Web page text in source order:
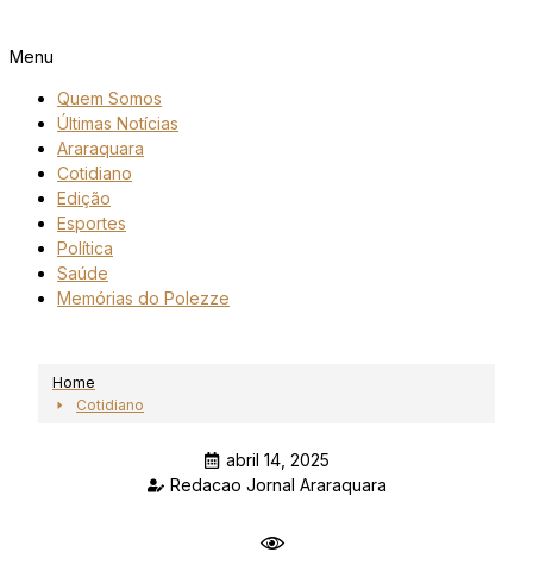
Menu
Quem Somos
Últimas Notícias
Araraquara
Cotidiano
Edição
Esportes
Política
Saúde
Memórias do Polezze
Home
Cotidiano
abril 14, 2025
Redacao Jornal Araraquara